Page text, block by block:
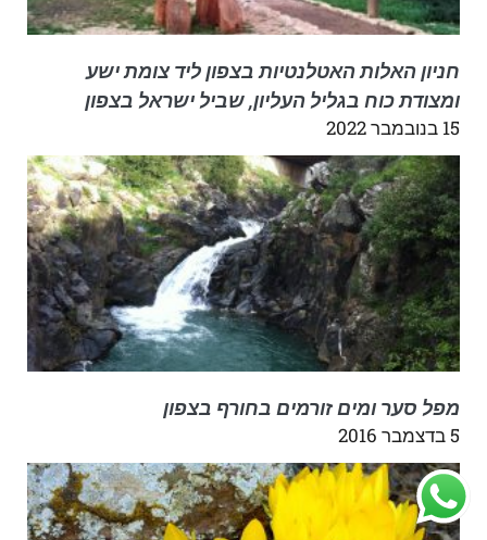
חניון האלות האטלנטיות בצפון ליד צומת ישע
ומצודת כוח בגליל העליון, שביל ישראל בצפון
15 בנובמבר 2022
מפל סער ומים זורמים בחורף בצפון
5 בדצמבר 2016